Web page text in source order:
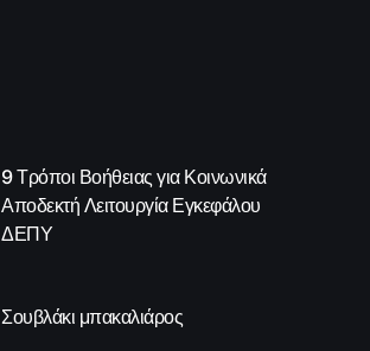
9 Τρόποι Βοήθειας για Κοινωνικά
Αποδεκτή Λειτουργία Εγκεφάλου
ΔΕΠΥ
Σουβλάκι μπακαλιάρος